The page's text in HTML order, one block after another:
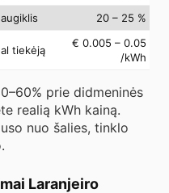
20 – 25 %
tiekėją
€ 0.005 – 0.05
/kWh
prie didmeninės
realią kWh kainą.
nuo šalies, tinklo
Laranjeiro